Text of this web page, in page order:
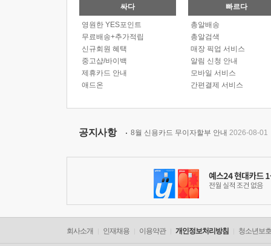
싸다
영원한 YES포인트
무료배송+추가적립
신규회원 혜택
중고샵/바이백
제휴카드 안내
애드온
빠르다
총알배송
총알검색
매장 픽업 서비스
알림 신청 안내
모바일 서비스
간편결제 서비스
공지사항 8월 신용카드 무이자할부 안내 2026-08-01
회사소개 인재채용 이용약관 개인정보처리방침 청소년보